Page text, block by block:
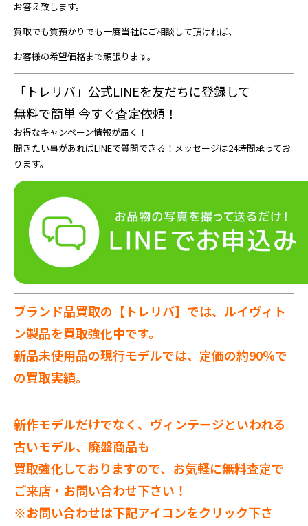
お答え致します。
買取でも質預かりでも一度当社にご相談して頂ければ、
お客様の希望価格まで頑張ります。
「トレリバ」公式LINEを友だちに登録して
無料で簡単 今すぐ査定依頼！
お得なキャンペーン情報が届く！
聞きたい事があればLINEで質問できる！メッセージは24時間承ってお
ります。
ブランド品買取の【トレリバ】では、ルイヴィト
ン製品を買取強化中です。
新品未使用品の現行モデルでは、定価の約90％で
の買取実績。
新作モデルだけでなく、ヴィンテージといわれる
古いモデル、廃盤商品も
買取強化しておりますので、 お気軽に無料査定で
ご来店・お問い合わせ下さい！
※お問い合わせは下記アイコンをクリック下さ